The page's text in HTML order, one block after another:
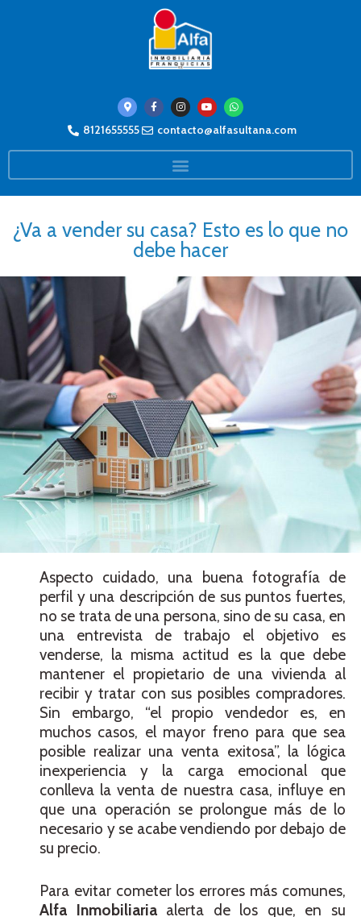
8121655555 contacto@alfasultana.com
¿Va a vender su casa? Esto es lo que no
debe hacer
Aspecto cuidado, una buena fotografía de
perfil y una descripción de sus puntos fuertes,
no se trata de una persona, sino de su casa, en
una entrevista de trabajo el objetivo es
venderse, la misma actitud es la que debe
mantener el propietario de una vivienda al
recibir y tratar con sus posibles compradores.
Sin embargo, “el propio vendedor es, en
muchos casos, el mayor freno para que sea
posible realizar una venta exitosa”, la lógica
inexperiencia y la carga emocional que
conlleva la venta de nuestra casa, influye en
que una operación se prolongue más de lo
necesario y se acabe vendiendo por debajo de
su precio.
Para evitar cometer los errores más comunes,
Alfa Inmobiliariaalerta de los que, en su